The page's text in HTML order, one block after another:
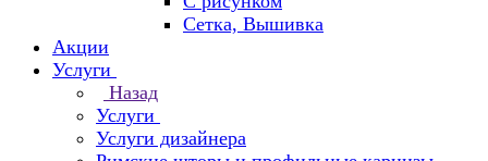
Сетка, Вышивка
Акции
Услуги
Назад
Услуги
Услуги дизайнера